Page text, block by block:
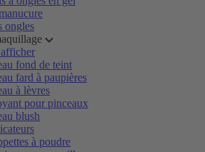
ongles
fond de teint
fard à paupières
à lèvres
pour pinceaux
blush
à poudre